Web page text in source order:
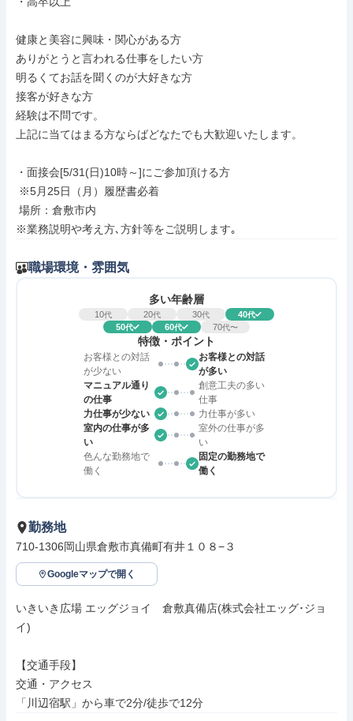
健康と美容に興味・関心がある方
ありがとうと言われる仕事をしたい方
明るくてお話を聞くのが大好きな方
接客が好きな方
経験は不問です。
上記に当てはまる方ならばどなたでも大歓迎いたします。
・面接会[5/31(日)10時～]にご参加頂ける方
※業務説明や考え方､方針等をご説明します｡
職場環境・雰囲気
多い年齢層
10代 20代 30代 40代
50代 60代 70代〜
特徴・ポイント
お客様との対話
が少ない
お客様との対話
が多い
マニュアル通り
の仕事
創意工夫の多い
仕事
力仕事が少ない
力仕事が多い
室内の仕事が多
い
室外の仕事が多
い
色んな勤務地で
働く
固定の勤務地で
働く
勤務地
710-1306岡山県倉敷市真備町有井１０８−３
Googleマップで開く
いきいき広場 エッグジョイ　倉敷真備店(株式会社エッグ･ジョ
イ)
【交通手段】
交通・アクセス
「川辺宿駅」から車で2分/徒歩で12分